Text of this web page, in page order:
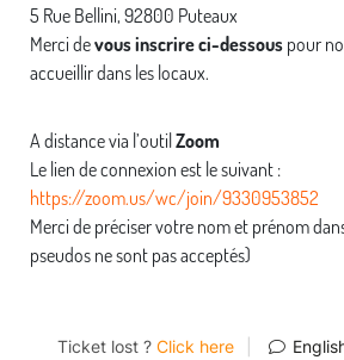
5 Rue Bellini, 92800 Puteaux
Merci devous inscrire ci-dessous pour
accueillir dans les locaux.
A distance via l’outil Zoom
Le lien de connexion est le suivant :
https://zoom.us/wc/join/9330953852
Merci de préciser votre nom et prénom
pseudos ne sont pas acceptés)